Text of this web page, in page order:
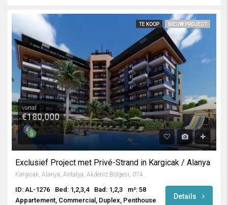
TE KOOP NIEUW PROJECT
vanaf
€180,000
Exclusief Project met Privé-Strand in Kargicak / Alanya
Kargıcak, Alanya, Antalya, Akdeniz Bölgesi, 07435, Türkiye
ID: AL-1276 Bed: 1,2,3,4 Bad: 1,2,3
m²: 58
Appartement, Commercial, Duplex, Penthouse
Details